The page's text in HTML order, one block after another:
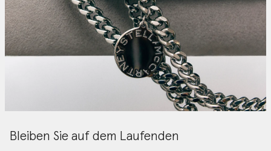
Bleiben Sie auf dem Laufenden